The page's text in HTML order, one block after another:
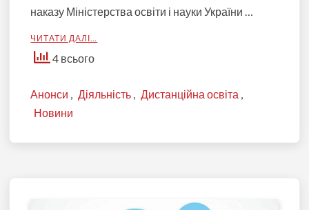
наказу Міністерства освіти і науки України …
ЧИТАТИ ДАЛІ…
4 всього
Анонси , Діяльність , Дистанційна освіта ,
Новини